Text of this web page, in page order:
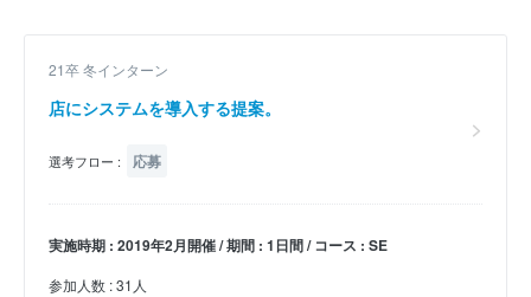
21卒 冬インターン
店にシステムを導入する提案。
選考フロー : 応募
実施時期 : 2019年2月開催 / 期間 : 1日間 / コース : SE
参加人数 : 31人